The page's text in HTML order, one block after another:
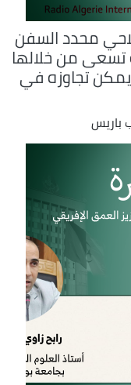
محدد السفن
تسعى من خلالها
تجاوزه في
باريس